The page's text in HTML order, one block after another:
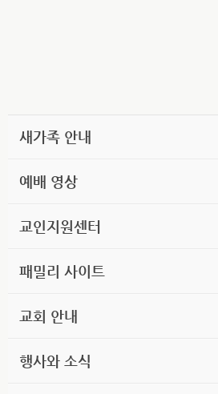
새가족 안내
예배 영상
교인지원센터
패밀리 사이트
교회 안내
행사와 소식